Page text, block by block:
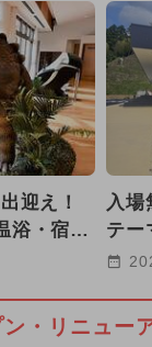
ント
ベント
ント
ント
ント
ント
ント
迎え！
浴・宿泊
ンドオー
入
テー
プ
・リニュー